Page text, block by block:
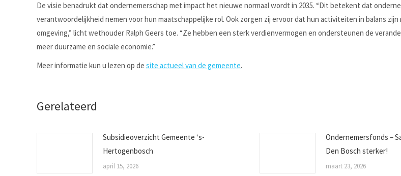
De visie benadrukt dat ondernemerschap met impact het nieuwe normaal wordt in 2035. “Dit betekent dat
verantwoordelijkheid nemen voor hun maatschappelijke rol. Ook zorgen zij ervoor dat hun activiteiten in balans zijn
omgeving,” licht wethouder Ralph Geers toe. “Ze hebben een sterk verdienvermogen en ondersteunen de
meer duurzame en sociale economie.”
Meer informatie kun u lezen op de site actueel van de gemeente.
Gerelateerd
Subsidieoverzicht Gemeente ‘s-
Hertogenbosch
april 15, 2026
Ondernemersfonds –
Den Bosch sterker!
maart 23, 2026